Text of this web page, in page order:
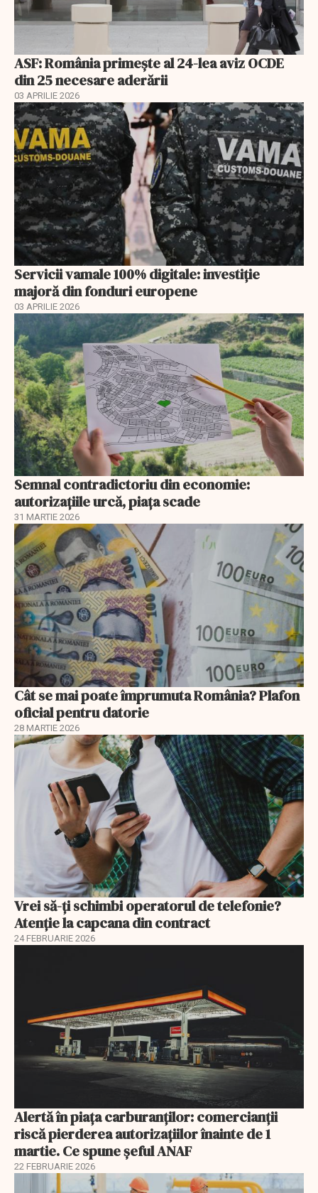
ASF: România primește al 24-lea aviz OCDE
din 25 necesare aderării
03 APRILIE 2026
Servicii vamale 100% digitale: investiție
majoră din fonduri europene
03 APRILIE 2026
Semnal contradictoriu din economie:
autorizațiile urcă, piața scade
31 MARTIE 2026
Cât se mai poate împrumuta România? Plafon
oficial pentru datorie
28 MARTIE 2026
Vrei să-ți schimbi operatorul de telefonie?
Atenție la capcana din contract
24 FEBRUARIE 2026
Alertă în piața carburanților: comercianții
riscă pierderea autorizațiilor înainte de 1
martie. Ce spune șeful ANAF
22 FEBRUARIE 2026